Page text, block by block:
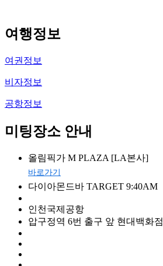
여행정보
여권정보
비자정보
공항정보
미팅장소 안내
올림픽가 M PLAZA [LA본사]
바로가기
다이아몬드바 TARGET 9:40AM
인천국제공항
압구정역 6번 출구 앞 현대백화점